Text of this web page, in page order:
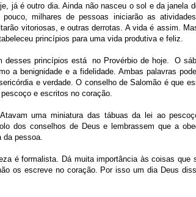
já é outro dia. Ainda não nasceu o sol e da janela
pouco, milhares de pessoas iniciarão as
vitoriosas, e outras derrotas. A vida é assim.
princípios para uma vida produtiva e feliz.
desses princípios está no Provérbio de hoje. O
a benignidade e a fidelidade. Ambas palavras
e verdade. O conselho de Salomão é que
e escritos no coração.
uma miniatura das tábuas da lei ao
dos conselhos de Deus e lembrassem que a
pessoa.
é formalista. Dá muita importância às coisas
os escreve no coração. Por isso um dia Deus